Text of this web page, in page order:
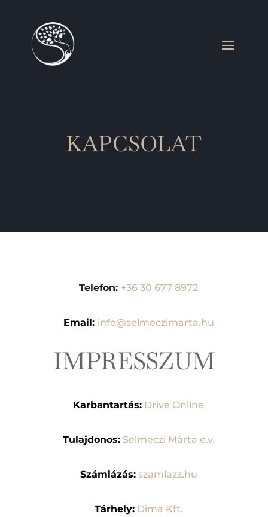
KAPCSOLAT
Telefon: +36 30 677 8972
Email: info@selmeczimarta.hu
IMPRESSZUM
Karbantartás: Drive Online
Tulajdonos:Selmeczi Márta e.v.
Számlázás: szamlazz.hu
Tárhely: Dima Kft.